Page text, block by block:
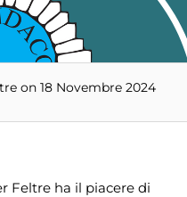
on 18 Novembre 2024
Feltre ha il piacere di